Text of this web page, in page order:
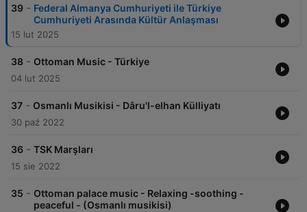
39 - Federal Almanya Cumhuriyeti ile Türkiye
Cumhuriyeti Arasında Kültür Anlaşması
15 lut 2025
38 - Ottoman Music - Türkiye
04 lut 2025
37 - Osmanlı Musikisi - Dâru'l-elhan Külliyatı
30 paź 2022
36 - TSK Marşları
15 sie 2022
35 - Ottoman palace music - Relaxing -soothing -
peaceful - (Osmanlı musikisi)